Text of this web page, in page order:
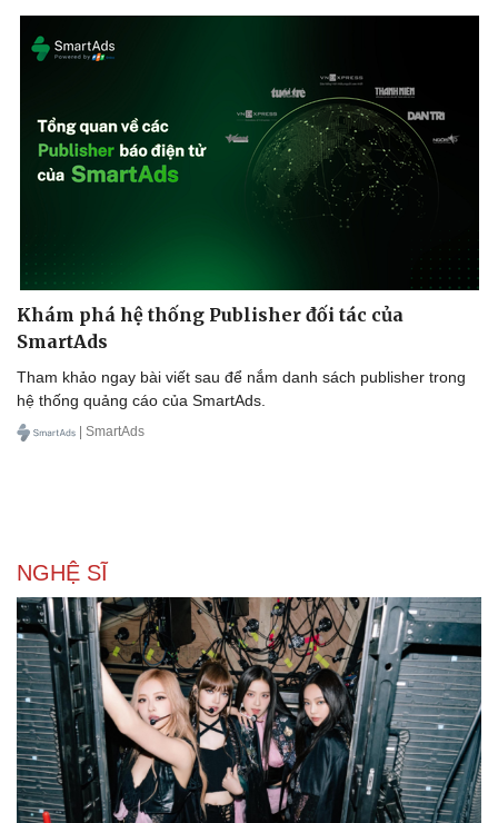
Khám phá hệ thống Publisher đối tác của
SmartAds
Tham khảo ngay bài viết sau để nắm danh sách publisher trong
hệ thống quảng cáo của SmartAds.
| SmartAds
NGHỆ SĨ